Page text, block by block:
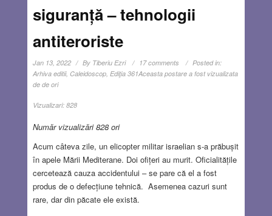
siguranță – tehnologii
antiteroriste
Jan 13, 2022 By Tiberiu Ezri 17 comments
Posted in:
Arhiva editii, Caleidoscop, Ediţia 361Aceasta postare a fost vizualizata
de de ori
Vizualizari: 828
Număr vizualizări 828 ori
Acum câteva zile, un elicopter militar israelian s-a prăbușit
în apele Mării Mediterane. Doi ofițeri au murit. Oficialitățile
cercetează cauza accidentului – se pare că el a fost
produs de o defecțiune tehnică. Asemenea cazuri sunt
rare, dar din păcate ele există.